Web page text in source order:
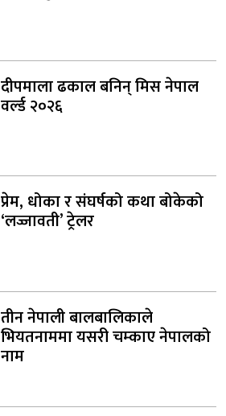
दीपमाला ढकाल बनिन् मिस नेपाल
वर्ल्ड २०२६
प्रेम, धोका र संघर्षको कथा बोकेको
‘लज्जावती’ ट्रेलर
तीन नेपाली बालबालिकाले
भियतनाममा यसरी चम्काए नेपालको
नाम